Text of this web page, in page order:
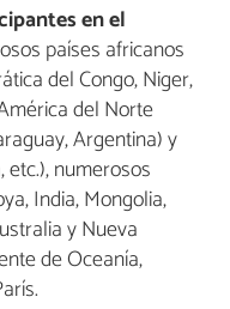
en el
países africanos
del Congo, Niger,
del Norte
Argentina) y
etc.), numerosos
India, Mongolia,
y Nueva
de Oceanía,